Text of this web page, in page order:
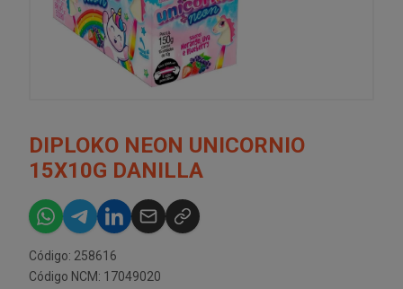
DIPLOKO NEON UNICORNIO
15X10G DANILLA
Código: 258616
Código NCM: 17049020